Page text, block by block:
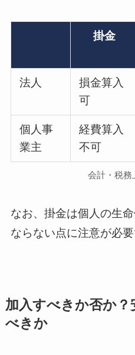
掛金
法人
損金算入
可
個人事
業主
経費算入
不可
会計・税務
なお、掛金は個人の生
ならない点に注意が必要
加入すべきか否か
べきか